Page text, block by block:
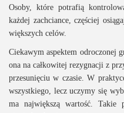
Osoby, które potrafią
każdej zachciance, częściej
większych celów.
Ciekawym aspektem odroczonej
ona na całkowitej rezygnacji z
przesunięciu w czasie. W
wszystkiego, lecz uczymy się
ma największą wartość. Takie